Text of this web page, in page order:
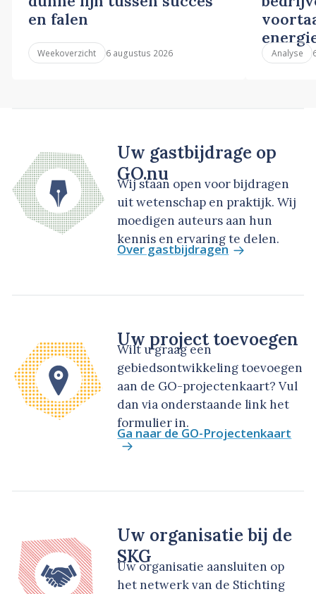
en falen
Weekoverzicht 6 augustus 2026 Analyse
Uw gastbijdrage op
GO.nu
Wij staan open voor bijdragen
uit wetenschap en praktijk. Wij
moedigen auteurs aan hun
kennis en ervaring te delen.
Over gastbijdragen
Uw project toevoegen
Wilt u graag een
gebiedsontwikkeling toevoegen
aan de GO-projectenkaart? Vul
dan via onderstaande link het
formulier in.
Ga naar de GO-Projectenkaart
Uw organisatie bij de
SKG
Uw organisatie aansluiten op
het netwerk van de Stichting